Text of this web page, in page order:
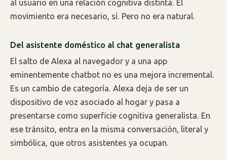
al usuario en una relación cognitiva distinta. El
movimiento era necesario, sí. Pero no era natural.
Del asistente doméstico al chat generalista
El salto de Alexa al navegador y a una app
eminentemente chatbot no es una mejora incremental.
Es un cambio de categoría. Alexa deja de ser un
dispositivo de voz asociado al hogar y pasa a
presentarse como superficie cognitiva generalista. En
ese tránsito, entra en la misma conversación, literal y
simbólica, que otros asistentes ya ocupan.